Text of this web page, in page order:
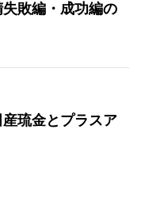
敗編・成功編の
琉金とプラスア